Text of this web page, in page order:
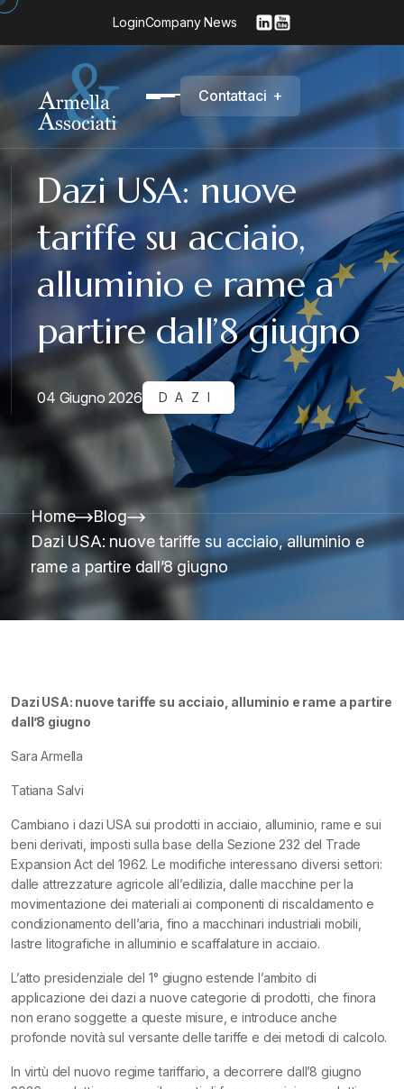
LoginCompany News
Contattaci +
Dazi USA: nuove
tariffe su acciaio,
alluminio e rame a
partire dall’8 giugno
04 Giugno 2026 DAZI
Home
Blog
Dazi USA: nuove tariffe su acciaio, alluminio e
rame a partire dall’8 giugno
Dazi USA: nuove tariffe su acciaio, alluminio e rame a partire
dall’8 giugno
Sara Armella
Tatiana Salvi
Cambiano i dazi USA sui prodotti in acciaio, alluminio, rame e sui
beni derivati, imposti sulla base della Sezione 232 del Trade
Expansion Act del 1962. Le modifiche interessano diversi settori:
dalle attrezzature agricole all’edilizia, dalle macchine per la
movimentazione dei materiali ai componenti di riscaldamento e
condizionamento dell’aria, fino a macchinari industriali mobili,
lastre litografiche in alluminio e scaffalature in acciaio.
L’atto presidenziale del 1° giugno estende l’ambito di
applicazione dei dazi a nuove categorie di prodotti, che finora
non erano soggette a queste misure, e introduce anche
profonde novità sul versante delle tariffe e dei metodi di calcolo.
In virtù del nuovo regime tariffario, a decorrere dall’8 giugno